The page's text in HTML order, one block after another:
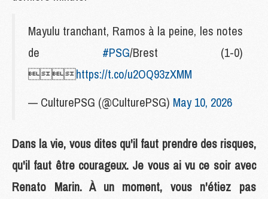
Mayulu tranchant, Ramos à la peine, les notes
de #PSG/Brest (1-0)
https://t.co/u2OQ93zXMM
— CulturePSG (@CulturePSG) May 10, 2026
Dans la vie, vous dites qu'il faut prendre des risques,
qu'il faut être courageux. Je vous ai vu ce soir avec
Renato Marin. À un moment, vous n'étiez pas